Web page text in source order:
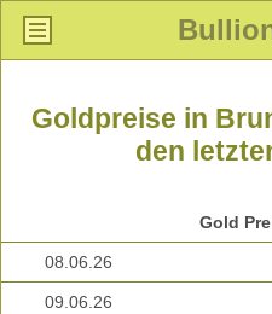
Goldpreise in
den
Gold
08.06.26
09.06.26